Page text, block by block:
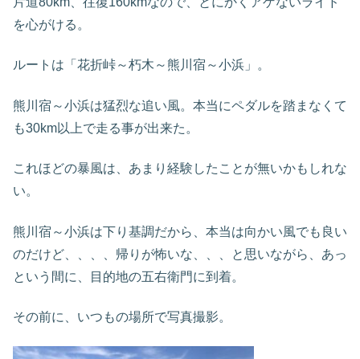
を心がける。
ルートは「花折峠～朽木～熊川宿～小浜」。
熊川宿～小浜は猛烈な追い風。本当にペダルを踏まなくて
も30km以上で走る事が出来た。
これほどの暴風は、あまり経験したことが無いかもしれな
い。
熊川宿～小浜は下り基調だから、本当は向かい風でも良い
のだけど、、、、帰りが怖いな、、、と思いながら、あっ
という間に、目的地の五右衛門に到着。
その前に、いつもの場所で写真撮影。